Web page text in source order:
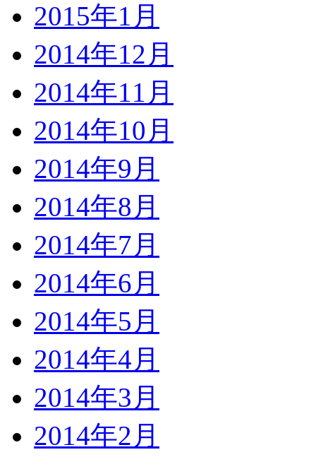
2015年1月
2014年12月
2014年11月
2014年10月
2014年9月
2014年8月
2014年7月
2014年6月
2014年5月
2014年4月
2014年3月
2014年2月